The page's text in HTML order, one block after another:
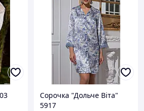
Сорочка "Дольче Віта"
5917